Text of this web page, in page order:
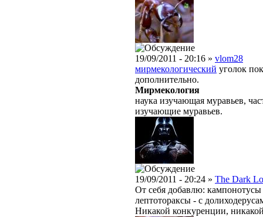
19/09/2011 - 20:16 » vlom28
мирмекологический уголок
дополнительно.
Мирмекология
наука изучающая муравьев,
изучающие муравьев.
19/09/2011 - 20:24 » The Dark
От себя добавлю:
лептотораксы - с
Никакой конкуренции,